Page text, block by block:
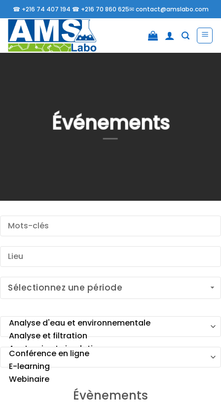
Passer
au
contenu
☎ +216 74 407 194 ☎ +216 70 860 625✉contact@amslabo.com
Événements
Sélectionnez une période
Évènements